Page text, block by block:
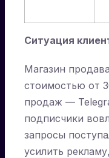
Ситуация
Магазин
стоимостью от
продаж —
подписчики
запросы
усилить